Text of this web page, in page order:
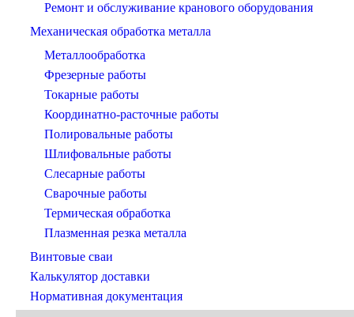
Ремонт и обслуживание кранового оборудования
Механическая обработка металла
Металлообработка
Фрезерные работы
Токарные работы
Координатно-расточные работы
Полировальные работы
Шлифовальные работы
Слесарные работы
Сварочные работы
Термическая обработка
Плазменная резка металла
Винтовые сваи
Калькулятор доставки
Нормативная документация